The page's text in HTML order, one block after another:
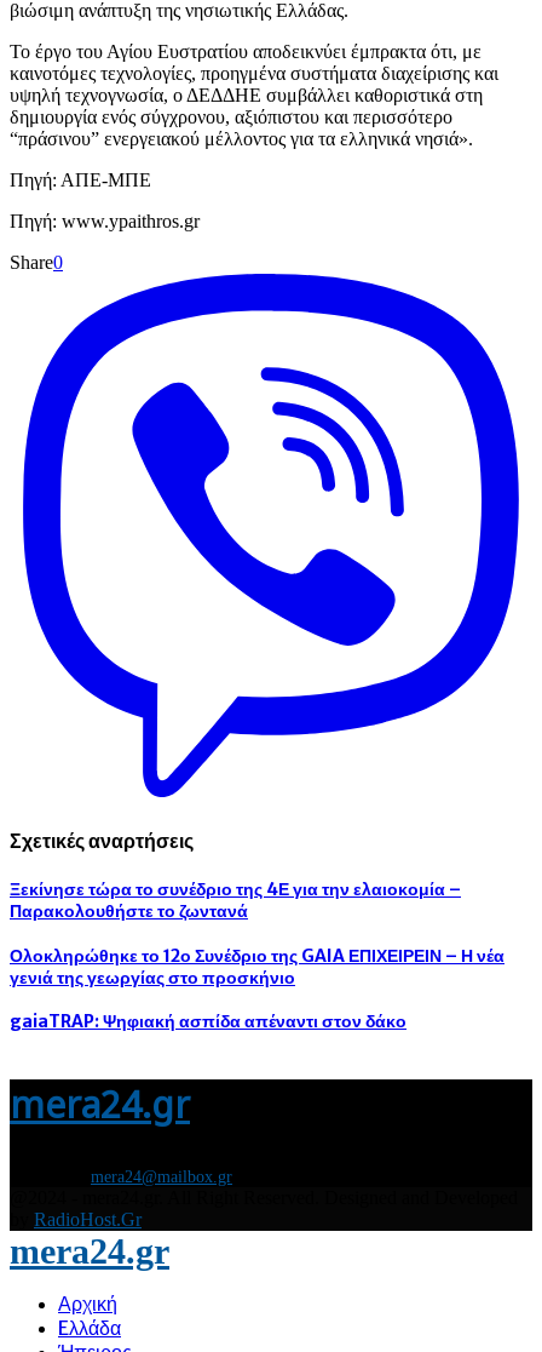
βιώσιμη ανάπτυξη της νησιωτικής Ελλάδας.
Το έργο του Αγίου Ευστρατίου αποδεικνύει έμπρακτα ότι, με
καινοτόμες τεχνολογίες, προηγμένα συστήματα διαχείρισης και
υψηλή τεχνογνωσία, ο ΔΕΔΔΗΕ συμβάλλει καθοριστικά στη
δημιουργία ενός σύγχρονου, αξιόπιστου και περισσότερο
“πράσινου” ενεργειακού μέλλοντος για τα ελληνικά νησιά».
Πηγή: ΑΠΕ-ΜΠΕ
Πηγή: www.ypaithros.gr
Share0
Σχετικές αναρτήσεις
Ξεκίνησε τώρα το συνέδριο της 4Ε για την ελαιοκομία –
Παρακολουθήστε το ζωντανά
Ολοκληρώθηκε το 12ο Συνέδριο της GAIA ΕΠΙΧΕΙΡΕΙΝ – Η νέα
γενιά της γεωργίας στο προσκήνιο
gaiaTRAP: Ψηφιακή ασπίδα απέναντι στον δάκο
mera24.gr
mera24@mailbox.gr
RadioHost.Gr
mera24.gr
Αρχική
Eλλάδα